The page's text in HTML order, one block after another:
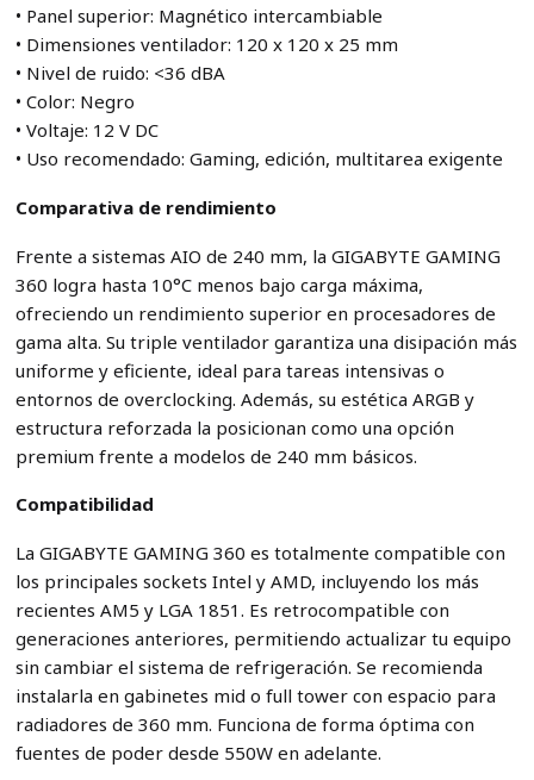
• Panel superior: Magnético intercambiable
• Dimensiones ventilador: 120 x 120 x 25 mm
• Nivel de ruido: <36 dBA
• Color: Negro
• Voltaje: 12 V DC
• Uso recomendado: Gaming, edición, multitarea exigente
Comparativa de rendimiento
Frente a sistemas AIO de 240 mm, la GIGABYTE GAMING
360 logra hasta 10°C menos bajo carga máxima,
ofreciendo un rendimiento superior en procesadores de
gama alta. Su triple ventilador garantiza una disipación más
uniforme y eficiente, ideal para tareas intensivas o
entornos de overclocking. Además, su estética ARGB y
estructura reforzada la posicionan como una opción
premium frente a modelos de 240 mm básicos.
Compatibilidad
La GIGABYTE GAMING 360 es totalmente compatible con
los principales sockets Intel y AMD, incluyendo los más
recientes AM5 y LGA 1851. Es retrocompatible con
generaciones anteriores, permitiendo actualizar tu equipo
sin cambiar el sistema de refrigeración. Se recomienda
instalarla en gabinetes mid o full tower con espacio para
radiadores de 360 mm. Funciona de forma óptima con
fuentes de poder desde 550W en adelante.